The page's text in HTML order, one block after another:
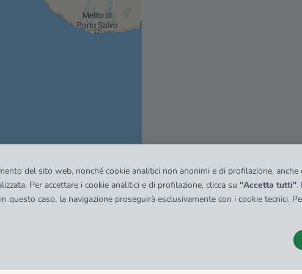
del sito web, nonché cookie analitici non anonimi e di profilazione,
Per accettare i cookie analitici e di profilazione, clicca su "Accetta tutti".
questo caso, la navigazione proseguirà esclusivamente con i cookie tecnici.